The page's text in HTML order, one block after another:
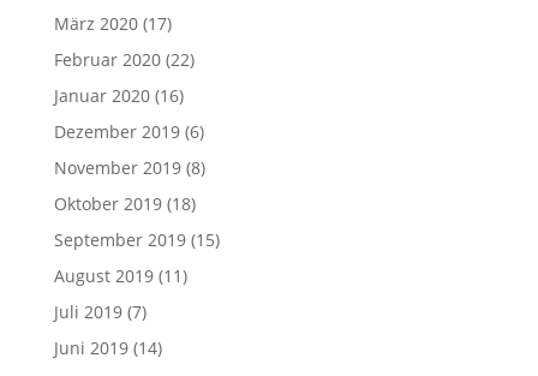
März 2020(17)
Februar 2020(22)
Januar 2020(16)
Dezember 2019(6)
November 2019(8)
Oktober 2019(18)
September 2019(15)
August 2019(11)
Juli 2019(7)
Juni 2019(14)